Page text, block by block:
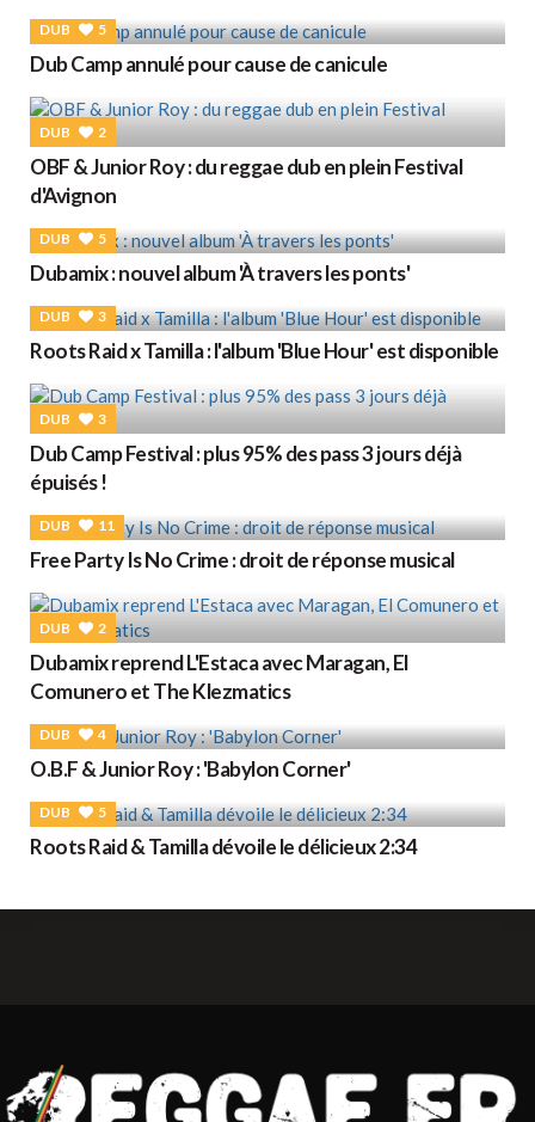
DUB 5
Dub Camp annulé pour cause de canicule
DUB 2
OBF & Junior Roy : du reggae dub en plein Festival
d'Avignon
DUB 5
Dubamix : nouvel album 'À travers les ponts'
DUB 3
Roots Raid x Tamilla : l'album 'Blue Hour' est disponible
DUB 3
Dub Camp Festival : plus 95% des pass 3 jours déjà
épuisés !
DUB 11
Free Party Is No Crime : droit de réponse musical
DUB 2
Dubamix reprend L'Estaca avec Maragan, El
Comunero et The Klezmatics
DUB 4
O.B.F & Junior Roy : 'Babylon Corner'
DUB 5
Roots Raid & Tamilla dévoile le délicieux 2:34